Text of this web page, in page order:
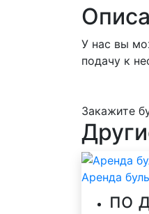
У нас вы
подачу к
Закажите
Аренда
по